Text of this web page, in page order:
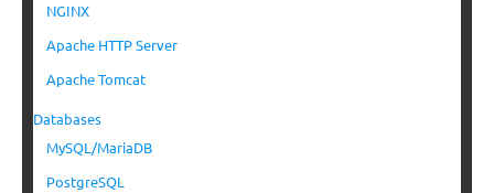
NGINX
Apache HTTP Server
Apache Tomcat
Databases
MySQL/MariaDB
PostgreSQL